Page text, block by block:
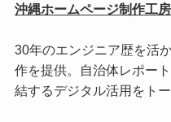
沖縄ホームページ制作工
30年のエンジニア歴を活
作を提供。自治体レポー
結するデジタル活用をト